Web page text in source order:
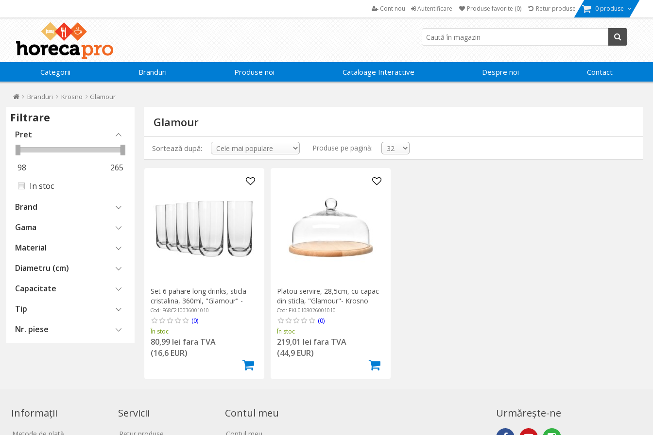
Cont nou Autentificare Produse favorite (0) Retur produse 0 produse
Categorii Branduri Produse noi Cataloage Interactive Despre noi Contact
Branduri Krosno Glamour
Filtrare
Pret
98
265
In stoc
Brand
Gama
Material
Diametru (cm)
Capacitate
Tip
Nr. piese
Glamour
Sortează după: Produse pe pagină:
Set 6 pahare long drinks, sticla
cristalina, 360ml, "Glamour" -
Krosno
Cod: F68C210036001010
(0)
În stoc
80,99 lei fara TVA
(16,6 EUR)
Platou servire, 28,5cm, cu capac
din sticla, "Glamour"- Krosno
Cod: FKL0108026001010
(0)
În stoc
219,01 lei fara TVA
(44,9 EUR)
Informații Servicii Contul meu Urmărește-ne